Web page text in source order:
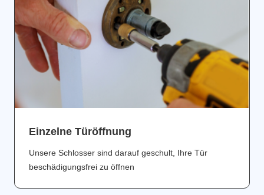
Einzelne Türöffnung
Unsere Schlosser sind darauf geschult, Ihre Tür
beschädigungsfrei zu öffnen